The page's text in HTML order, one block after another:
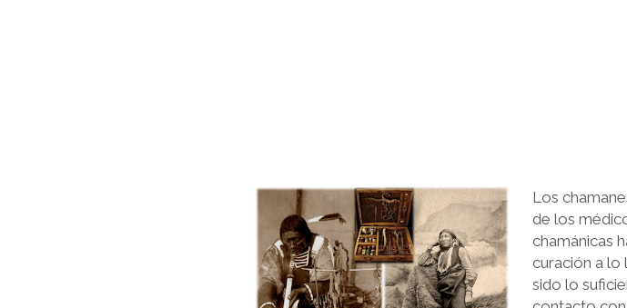
Los
de los
chamánicas
curación a lo
sido lo